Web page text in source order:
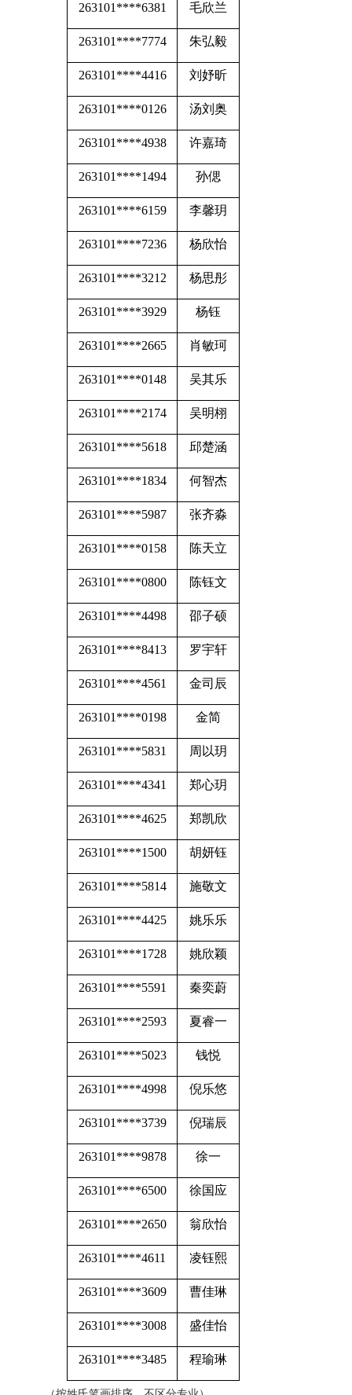
263101****6381 毛欣兰
263101****7774 朱弘毅
263101****4416 刘妤昕
263101****0126 汤刘奥
263101****4938 许嘉琦
263101****1494 孙偲
263101****6159 李馨玥
263101****7236 杨欣怡
263101****3212 杨思彤
263101****3929 杨钰
263101****2665 肖敏珂
263101****0148 吴其乐
263101****2174 吴明栩
263101****5618 邱楚涵
263101****1834 何智杰
263101****5987 张齐淼
263101****0158 陈天立
263101****0800 陈钰文
263101****4498 邵子硕
263101****8413 罗宇轩
263101****4561 金司辰
263101****0198 金简
263101****5831 周以玥
263101****4341 郑心玥
263101****4625 郑凯欣
263101****1500 胡妍钰
263101****5814 施敬文
263101****4425 姚乐乐
263101****1728 姚欣颖
263101****5591 秦奕蔚
263101****2593 夏睿一
263101****5023 钱悦
263101****4998 倪乐悠
263101****3739 倪瑞辰
263101****9878 徐一
263101****6500 徐国应
263101****2650 翁欣怡
263101****4611 凌钰熙
263101****3609 曹佳琳
263101****3008 盛佳怡
263101****3485 程瑜琳